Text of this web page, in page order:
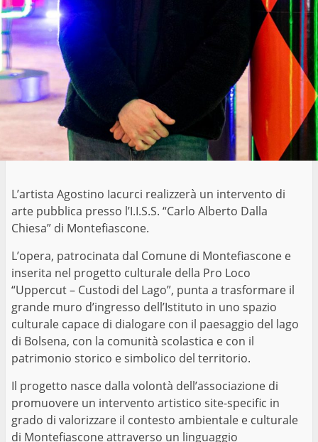
L’artista Agostino Iacurci realizzerà un intervento di
arte pubblica presso l’I.I.S.S. “Carlo Alberto Dalla
Chiesa” di Montefiascone.
L’opera, patrocinata dal Comune di Montefiascone e
inserita nel progetto culturale della Pro Loco
“Uppercut – Custodi del Lago”, punta a trasformare il
grande muro d’ingresso dell’Istituto in uno spazio
culturale capace di dialogare con il paesaggio del lago
di Bolsena, con la comunità scolastica e con il
patrimonio storico e simbolico del territorio.
Il progetto nasce dalla volontà dell’associazione di
promuovere un intervento artistico site-specific in
grado di valorizzare il contesto ambientale e culturale
di Montefiascone attraverso un linguaggio